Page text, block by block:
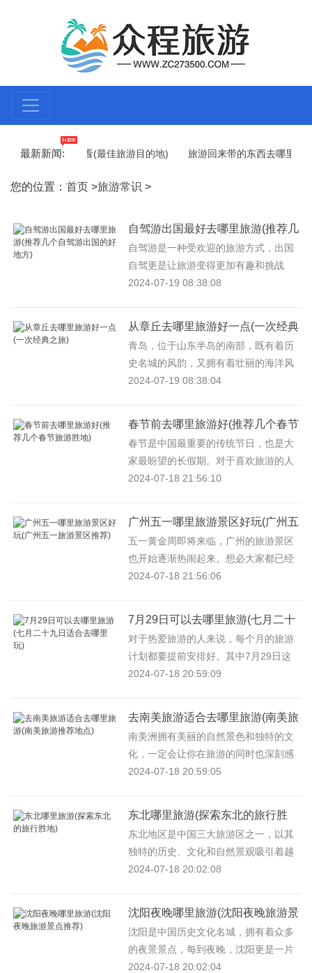
最新新闻:
去哪里旅游最好看(最佳旅游目的地) 旅游回来带的东西去哪里买(
天堂) 十月份去哪里旅游合适(推荐几个适合十月旅游的地方)
您的位置： 首页 >旅游常识 >
自驾游出国最好去哪里旅游(推荐几
个自驾游出国的好地方)
自驾游是一种受欢迎的旅游方式，出国
自驾更是让旅游变得更加有趣和挑战
性。但不同的国家有着不同的地理环境
2024-07-19 08:38:08
从章丘去哪里旅游好一点(一次经典
之旅)
青岛，位于山东半岛的南部，既有着历
史名城的风韵，又拥有着壮丽的海洋风
光。从章丘出发，去青岛旅游是一个不
2024-07-19 08:38:04
春节前去哪里旅游好(推荐几个春节
旅游胜地)
春节是中国最重要的传统节日，也是大
家最盼望的长假期。对于喜欢旅游的人
来说，春节就是出门游玩的最佳时机。
2024-07-18 21:56:10
广州五一哪里旅游景区好玩(广州五
一旅游景区推荐)
五一黄金周即将来临，广州的旅游景区
也开始逐渐热闹起来。想必大家都已经
准备好了行囊，准备出去游玩放松一下
2024-07-18 21:56:06
7月29日可以去哪里旅游(七月二十
九日适合去哪里玩)
对于热爱旅游的人来说，每个月的旅游
计划都要提前安排好。其中7月29日这
天恰好是周三，下面给大家推荐几个适
2024-07-18 20:59:09
去南美旅游适合去哪里旅游(南美旅
游推荐地点)
南美洲拥有美丽的自然景色和独特的文
化，一定会让你在旅游的同时也深刻感
受到异国情调的魅力。想去南美旅游，
2024-07-18 20:59:05
东北哪里旅游(探索东北的旅行胜
地)
东北地区是中国三大旅游区之一，以其
独特的历史、文化和自然景观吸引着越
来越多的游客。如果你打算前往东北旅
2024-07-18 20:02:08
沈阳夜晚哪里旅游(沈阳夜晚旅游景
点推荐)
沈阳是中国历史文化名城，拥有着众多
的夜景景点，每到夜晚，沈阳更是一片
灯海，美景不断，那么在这么多旅游选
2024-07-18 20:02:04